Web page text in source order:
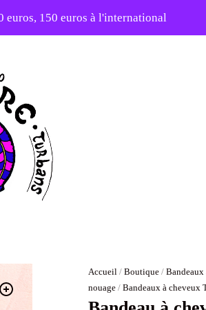
150 euros à l'international
Accueil /Boutique /Bandeaux
nouage /Bandeaux à cheveux